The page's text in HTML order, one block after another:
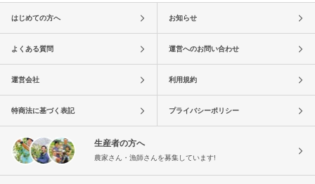
はじめての方へ お知らせ
よくある質問 運営へのお問い合わせ
運営会社 利用規約
特商法に基づく表記 プライバシーポリシー
生産者の方へ
農家さん・漁師さんを募集しています!